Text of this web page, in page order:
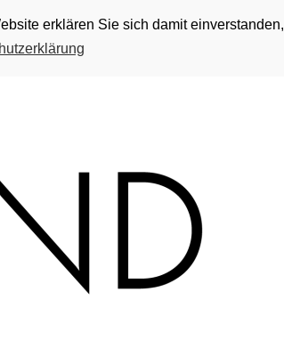
erklären Sie sich damit einverstanden,